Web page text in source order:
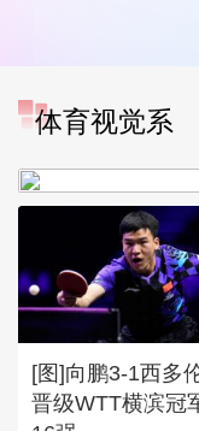
体育视觉系
[图]WTA1000
[图]向鹏3-1西多
晋级WTT横滨冠